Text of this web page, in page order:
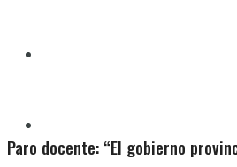
Paro docente: “El gobierno